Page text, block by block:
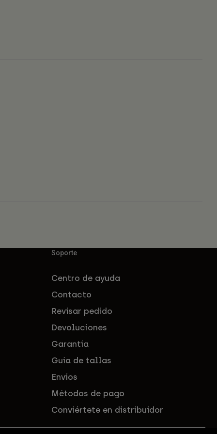
Soporte
Centro de ayuda
Contacto
Revisar pedido
Devoluciones
Garantía
Guía de tallas
Envíos
Métodos de pago
Conviértete en distribuidor